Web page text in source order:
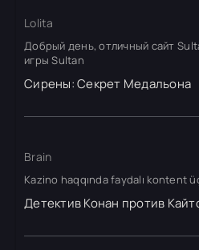
Lolita
Добрый день, отличный сайт
игры Sultan
Сирены: Секрет Медальона
Brain
Kazino haqqında faydalı kontent
Детектив Конан против